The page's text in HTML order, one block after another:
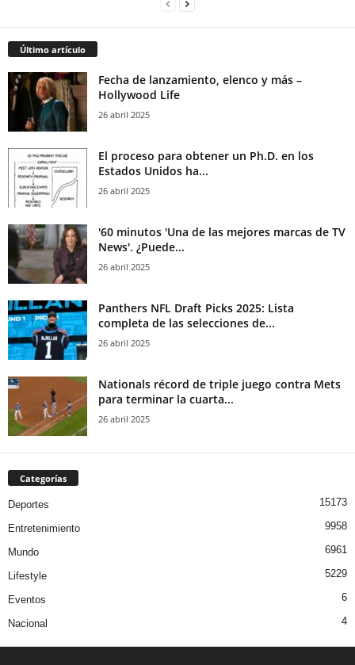
Último artículo
Fecha de lanzamiento, elenco y más –
Hollywood Life
26 abril 2025
El proceso para obtener un Ph.D. en los
Estados Unidos ha...
26 abril 2025
'60 minutos 'Una de las mejores marcas de TV
News'. ¿Puede...
26 abril 2025
Panthers NFL Draft Picks 2025: Lista
completa de las selecciones de...
26 abril 2025
Nationals récord de triple juego contra Mets
para terminar la cuarta...
26 abril 2025
Categorías
Deportes 15173
Entretenimiento 9958
Mundo 6961
Lifestyle 5229
Eventos 6
Nacional 4